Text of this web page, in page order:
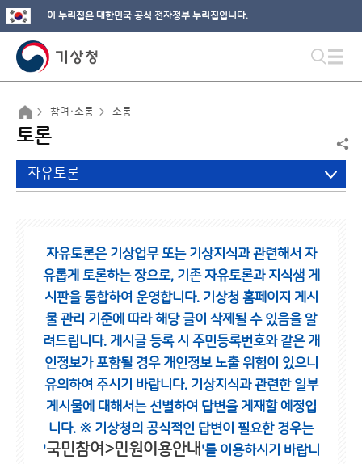
이 누리집은 대한민국 공식 전자정부 누리집입니다.
참여·소통 소통
토론
자유토론
자유토론은 기상업무 또는 기상지식과 관련해서 자
유롭게 토론하는 장으로, 기존 자유토론과 지식샘 게
시판을 통합하여 운영합니다. 기상청 홈페이지 게시
물 관리 기준에 따라 해당 글이 삭제될 수 있음을 알
려드립니다. 게시글 등록 시 주민등록번호와 같은 개
인정보가 포함될 경우 개인정보 노출 위험이 있으니
유의하여 주시기 바랍니다. 기상지식과 관련한 일부
게시물에 대해서는 선별하여 답변을 게재할 예정입
니다. ※ 기상청의 공식적인 답변이 필요한 경우는
'국민참여>민원이용안내 '를 이용하시기 바랍니